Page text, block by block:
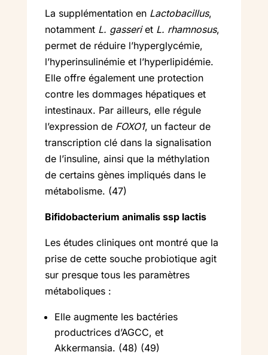
La supplémentation en Lactobacillus,
notamment L. gasseriet L. rhamnosus,
permet de réduire l’hyperglycémie,
l’hyperinsulinémie et l’hyperlipidémie.
Elle offre également une protection
contre les dommages hépatiques et
intestinaux. Par ailleurs, elle régule
l’expression de FOXO1, un facteur de
transcription clé dans la signalisation
de l’insuline, ainsi que la méthylation
de certains gènes impliqués dans le
métabolisme. (47)
Bifidobacterium animalis ssp lactis
Les études cliniques ont montré que la
prise de cette souche probiotique agit
sur presque tous les paramètres
métaboliques :
Elle augmente les bactéries
productrices d’AGCC, et
Akkermansia. (48) (49)